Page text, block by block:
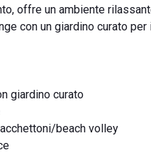
offre un ambiente
con un giardino curato
giardino curato
beach volley